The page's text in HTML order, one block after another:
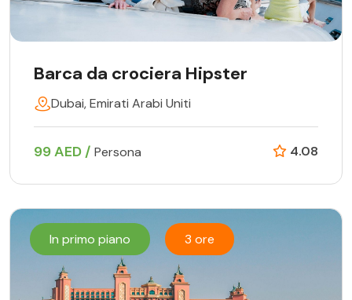
Barca da crociera Hipster
Dubai, Emirati Arabi Uniti
99 AED / Persona 4.08
In primo piano 3 ore